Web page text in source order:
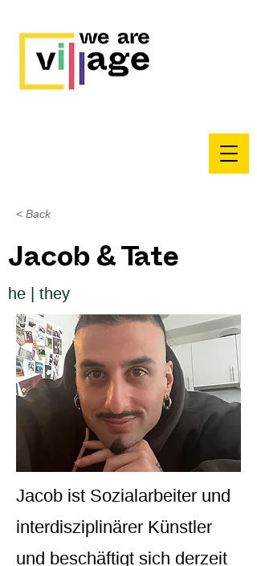
< Back
Jacob & Tate
he | they
Jacob ist Sozialarbeiter und
interdisziplinärer Künstler
und beschäftigt sich derzeit